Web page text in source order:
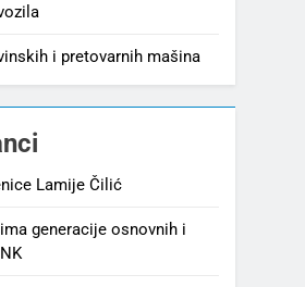
i pretovarnih mašina
Lamije Čilić
generacije osnovnih i